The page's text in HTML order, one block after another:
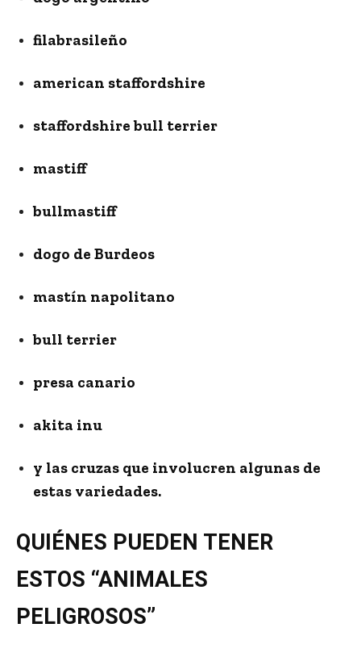
filabrasileño
american staffordshire
staffordshire bull terrier
mastiff
bullmastiff
dogo de Burdeos
mastín napolitano
bull terrier
presa canario
akita inu
y las cruzas que involucren algunas de
estas variedades.
QUIÉNES PUEDEN TENER
ESTOS “ANIMALES
PELIGROSOS”